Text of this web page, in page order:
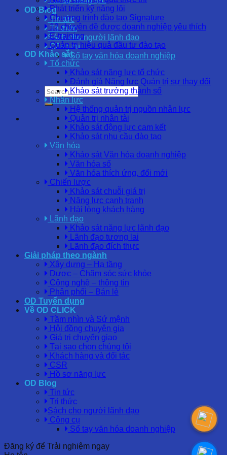
OD Blog
Tin tức
Tri thức
Sách cho người lãnh đạo
Công cụ
Sổ tay văn hóa doanh nghiệp
Phát triển kỹ năng lõi
Chương trình đào tạo Signature
12 chuyên đề được doanh nghiệp yêu thích
E-training
Quản trị hiệu quả đầu tư đào tạo
OD Khảo sát
Tổ chức
Khảo sát năng lực tổ chức
Đánh giá Năng lực Quản trị sự thay đổi
Khảo sát trưởng thành số
Nhân lực
Hệ thống quản trị nguồn nhân lực
Quản trị nhân tài
Khảo sát động lực cam kết
Khảo sát nhu cầu đào tạo
Văn hóa
Khảo sát Văn hóa doanh nghiệp
Văn hóa số
Văn hóa thích ứng, đổi mới
Chiến lược
Khảo sát chuỗi giá trị
Năng lực cạnh tranh
Hài lòng khách hàng
Lãnh đạo
Khảo sát năng lực lãnh đạo
Lãnh đạo tương lai
Lãnh đạo đích thực
Giải pháp theo ngành
Xây dựng – Hạ tầng
Dược – Chăm sóc sức khỏe
Công nghệ – thông tin
Phân phối – Bán lẻ
OD Tuyển dụng
Về OD CLICK
Tầm nhìn và Sứ mệnh
Hội đồng chuyên gia
Giá trị chuyển giao
Tại sao chọn chúng tôi
Khách hàng và đối tác
CSR
Hồ sơ năng lực
OD Blog
Tin tức
Tri thức
Sách cho người lãnh đạo
Công cụ
Sổ tay văn hóa doanh nghiệp
Đăng ký để Trải nghiệm ngay